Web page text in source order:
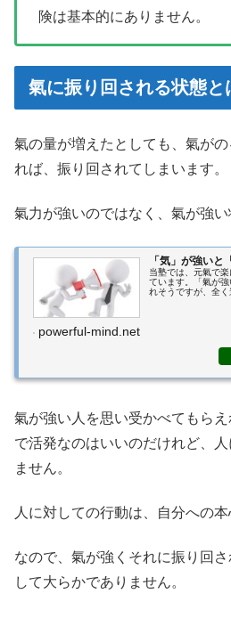
険は基本的にありません。
氣に振り回される状態と
氣の量が増えたとしても、氣が
れば、振り回されてしまいます。
氣力が強いのではなく、氣が強い
「気」が強いと
当塾では、元氣で楽
ています。「氣が
れそうですが、全く
powerful-mind.net
氣が強い人を思い受かべてもら
で活発なのはいいのだけれど、
ません。
人に対しての行動は、自分への本
なので、氣が強くそれに振り回
して大らかでありません。